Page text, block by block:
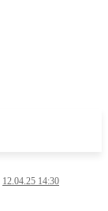
12.04.25 14:30